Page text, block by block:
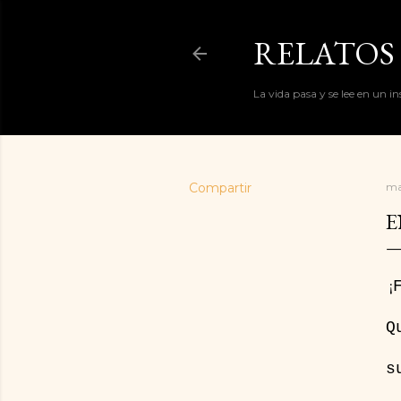
La vida pasa y se lee en un
Compartir
¡